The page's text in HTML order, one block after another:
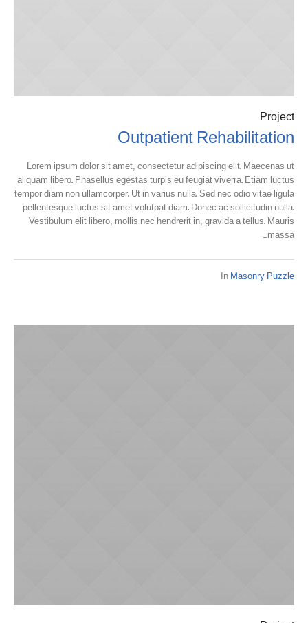
Project
Outpatient Rehabilitation
Lorem ipsum dolor sit amet, consectetur adipiscing elit. Maecenas ut
aliquam libero. Phasellus egestas turpis eu feugiat viverra. Etiam luctus
tempor diam non ullamcorper. Ut in varius nulla. Sed nec odio vitae ligula
pellentesque luctus sit amet volutpat diam. Donec ac sollicitudin nulla.
Vestibulum elit libero, mollis nec hendrerit in, gravida a tellus. Mauris
massa...
In Masonry Puzzle